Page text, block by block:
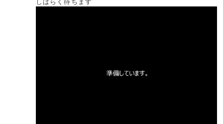
しばらく待ちます